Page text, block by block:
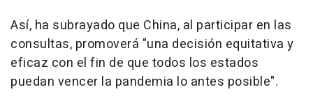
Así, ha subrayado que China, al participar en las
consultas, promoverá "una decisión equitativa y
eficaz con el fin de que todos los estados
puedan vencer la pandemia lo antes posible".